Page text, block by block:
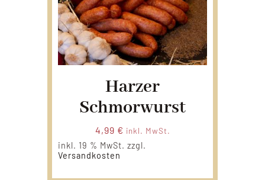
Harzer
Schmorwurst
4,99 € inkl. MwSt.
inkl. 19 % MwSt. zzgl.
Versandkosten